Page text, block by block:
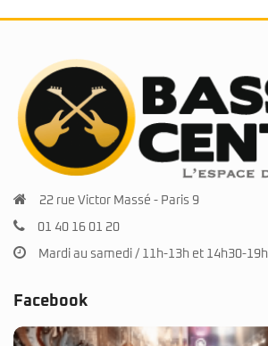
22 rue Victor Massé - Paris 9
01 40 16 01 20
Mardi au samedi / 11h-13h et 14h30-19h
Facebook